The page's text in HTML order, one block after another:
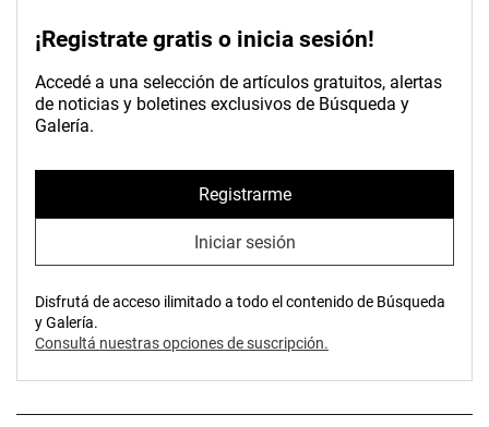
¡Registrate gratis o inicia sesión!
Accedé a una selección de artículos gratuitos, alertas
de noticias y boletines exclusivos de Búsqueda y
Galería.
Registrarme
Iniciar sesión
Disfrutá de acceso ilimitado a todo el contenido de Búsqueda
y Galería.
Consultá nuestras opciones de suscripción.